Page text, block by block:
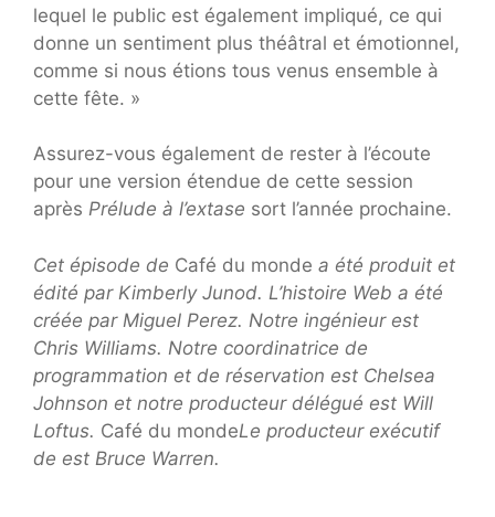
lequel le public est également impliqué, ce qui
donne un sentiment plus théâtral et émotionnel,
comme si nous étions tous venus ensemble à
cette fête. »
Assurez-vous également de rester à l’écoute
pour une version étendue de cette session
après Prélude à l’extase sort l’année prochaine.
Cet épisode de Café du monde a été produit et
édité par Kimberly Junod. L’histoire Web a été
créée par Miguel Perez. Notre ingénieur est
Chris Williams. Notre coordinatrice de
programmation et de réservation est Chelsea
Johnson et notre producteur délégué est Will
Loftus. Café du mondeLe producteur exécutif
de est Bruce Warren.